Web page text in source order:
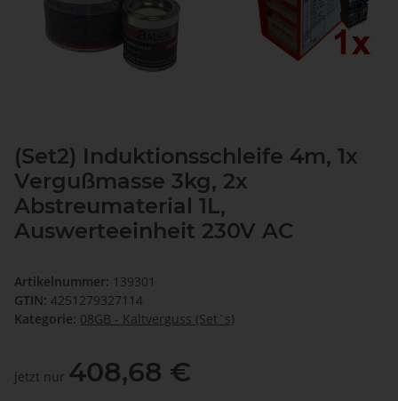
(Set2) Induktionsschleife 4m, 1x
Vergußmasse 3kg, 2x
Abstreumaterial 1L,
Auswerteeinheit 230V AC
Artikelnummer: 139301
GTIN: 4251279327114
Kategorie: 08GB - Kaltverguss (Set`s)
jetzt nur 408,68 €